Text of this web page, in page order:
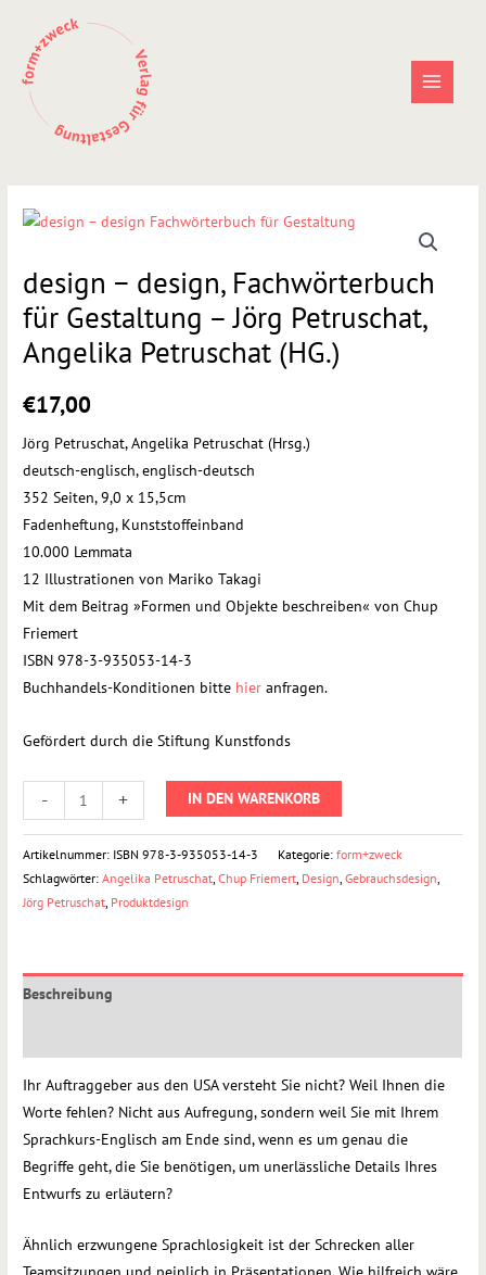
springen
design − design, Fachwörterbuch
für Gestaltung – Jörg Petruschat,
Angelika Petruschat (HG.)
€17,00
Jörg Petruschat, Angelika Petruschat (Hrsg.)
deutsch-englisch, englisch-deutsch
352 Seiten, 9,0 x 15,5cm
Fadenheftung, Kunststoffeinband
10.000 Lemmata
12 Illustrationen von Mariko Takagi
Mit dem Beitrag »Formen und Objekte beschreiben« von Chup
Friemert
ISBN 978-3-935053-14-3
Buchhandels-Konditionen bitte hier anfragen.
Gefördert durch die Stiftung Kunstfonds
-
design
design,
Fachwörterbuch
für
Gestaltung
Jörg
Petruschat,
Angelika
Petruschat
(HG.)
Menge
+ IN DEN WARENKORB
Artikelnummer: ISBN 978-3-935053-14-3 Kategorie:form+zweck
Schlagwörter:Angelika Petruschat,Chup Friemert, Design,Gebrauchsdesign,
Jörg Petruschat, Produktdesign
Beschreibung
Ihr Auftraggeber aus den USA versteht Sie nicht? Weil Ihnen die
Worte fehlen? Nicht aus Aufregung, sondern weil Sie mit Ihrem
Sprachkurs-Englisch am Ende sind, wenn es um genau die
Begriffe geht, die Sie benötigen, um unerlässliche Details Ihres
Entwurfs zu erläutern?
Ähnlich erzwungene Sprachlosigkeit ist der Schrecken aller